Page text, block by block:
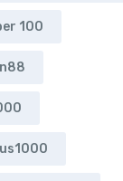
100